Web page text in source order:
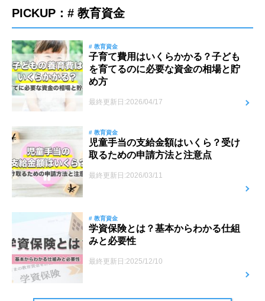
PICKUP：# 教育資金
# 教育資金
子育て費用はいくらかかる？子ども
を育てるのに必要な資金の相場と貯
め方
最終更新日:2026/04/17
# 教育資金
児童手当の支給金額はいくら？受け
取るための申請方法と注意点
最終更新日:2026/03/11
# 教育資金
学資保険とは？基本からわかる仕組
みと必要性
最終更新日:2025/12/10